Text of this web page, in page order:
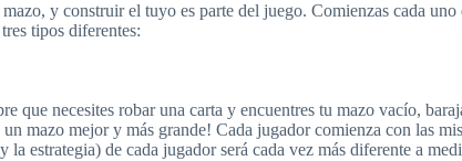
y construir el tuyo es parte del juego. Comienzas cada
tipos diferentes:
que necesites robar una carta y encuentres tu mazo vacío,
mazo mejor y más grande! Cada jugador comienza con las
estrategia) de cada jugador será cada vez más diferente a